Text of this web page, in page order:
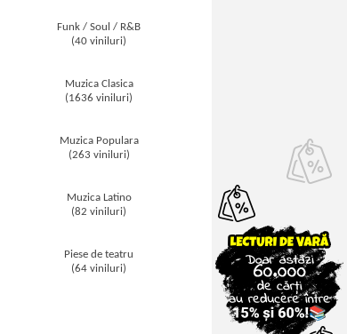
Funk / Soul / R&B
(40 viniluri)
Muzica Clasica
(1636 viniluri)
Muzica Populara
(263 viniluri)
Muzica Latino
(82 viniluri)
Piese de teatru
(64 viniluri)